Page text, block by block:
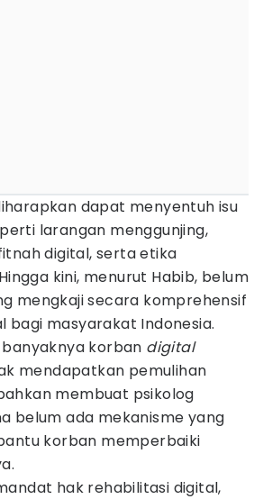
dapat menyentuh isu
larangan menggunjing,
digital, serta etika
kini, menurut Habib, belum
mengkaji secara komprehensif
bagi masyarakat Indonesia.
korban digital
mendapatkan pemulihan
membuat psikolog
belum ada mekanisme yang
korban memperbaiki
hak rehabilitasi digital,